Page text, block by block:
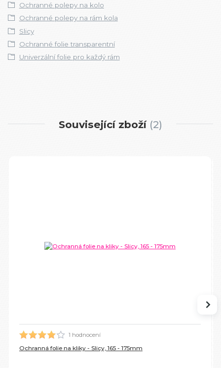
Ochranné polepy na kolo
Ochranné polepy na rám kola
Slicy
Ochranné folie transparentní
Univerzální folie pro každý rám
Související zboží 2
1 hodnocení
Ochranná folie na kliky - Slicy, 165 - 175mm